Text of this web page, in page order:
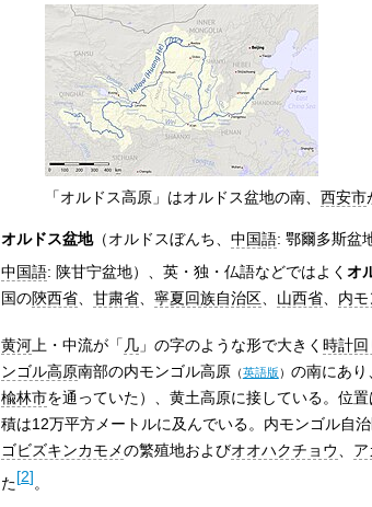
「オルドス高原」はオルドス盆地の南、 西安市
オルドス盆地（オルドスぼんち、 中国語: 鄂爾多斯盆
中国語: 陕甘宁盆地）、英・独・仏語などではよく オ
国の陝西省、 甘粛省、 寧夏回族自治区、 山西省、 内
黄河上・中流が「 几」の字のような形で大きく 時計回
ンゴル高原南部の内モンゴル高原 （英語版） の南にあり
楡林市を通っていた）、黄土高原に接している。位
積は12万平方メートルに及んでいる。内モンゴル自
ゴビズキンカモメの繁殖地およびオオハクチョウ、
た[2]。